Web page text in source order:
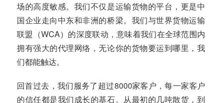
场的高度敏感。我们不仅是运输货物的平台，更是中
国企业走向中东和非洲的桥梁。我们与世界货物运输
联盟（WCA）的深度联动，意味着我们在全球范围内
拥有强大的代理网络，无论你的货物要运到哪里，我
们都能触达。
回首过去，我们服务了超过8000家客户，每一家客户
的信任都是我们成长的基石。从最初的几吨散货，到